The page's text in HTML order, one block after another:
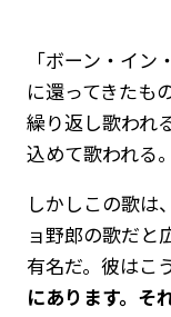
「ボーン・イ
に還ってきたも
繰り返し歌われ
込めて歌われる。
しかしこの歌は
ョ野郎の歌だと
有名だ。彼はこ
にあります。そ